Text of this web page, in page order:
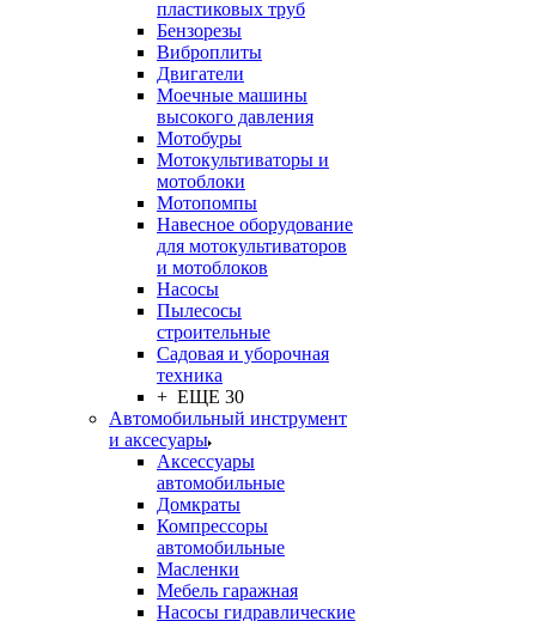
пластиковых труб
Бензорезы
Виброплиты
Двигатели
Моечные машины
высокого давления
Мотобуры
Мотокультиваторы и
мотоблоки
Мотопомпы
Навесное оборудование
для мотокультиваторов
и мотоблоков
Насосы
Пылесосы
строительные
Садовая и уборочная
техника
+ ЕЩЕ 30
Автомобильный инструмент
и аксесуары
Аксессуары
автомобильные
Домкраты
Компрессоры
автомобильные
Масленки
Мебель гаражная
Насосы гидравлические